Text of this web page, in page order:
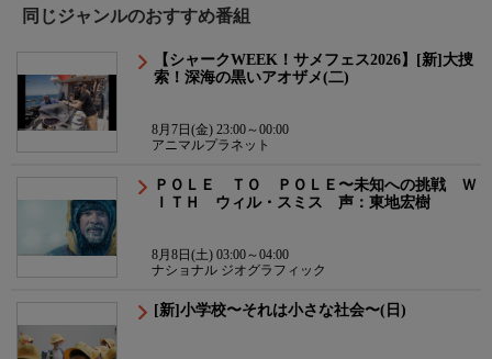
同じジャンルのおすすめ番組
【シャークWEEK！サメフェス2026】[新]大捜
索！深海の黒いアオザメ(二)
8月7日(金) 23:00～00:00
アニマルプラネット
ＰＯＬＥ ＴＯ ＰＯＬＥ〜未知への挑戦 Ｗ
ＩＴＨ ウィル・スミス 声：東地宏樹
8月8日(土) 03:00～04:00
ナショナル ジオグラフィック
[新]小学校〜それは小さな社会〜(日)